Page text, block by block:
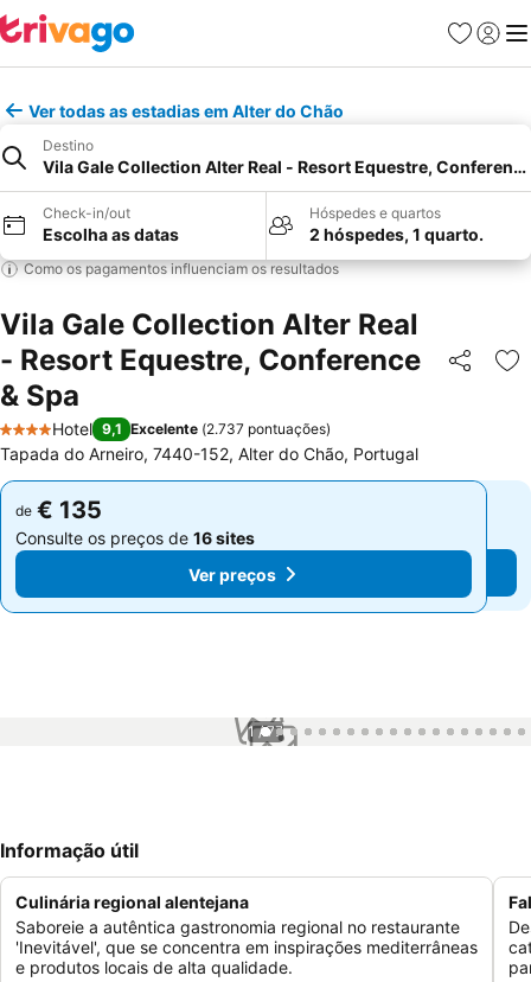
Favoritos
Iniciar
Ver todas as estadias em Alter do Chão
Destino
Vila Gale Collection Alter Real - Resort Equestre,
Check-in/out
Escolha as datas
Hóspedes e quartos
2 hóspedes, 1 quarto.
Como os pagamentos influenciam os resultados
Vila Gale Collection Alter Real
- Resort Equestre, Conference
& Spa
Partilhar
4 Estrelas
Hotel 9,1 Excelente (2.737 pontuações)
Tapada do Arneiro, 7440-152, Alter do Chão, Portugal
de € 135
Consulte os preços de 16 sites
Ver preços
de € 135
Consulte os preços de 16 sites
Ver preços
1 / 77
Informação útil
Culinária regional alentejana
Saboreie a autêntica gastronomia regional no restaurante
'Inevitável', que se concentra em inspirações mediterrâneas
e produtos locais de alta qualidade.